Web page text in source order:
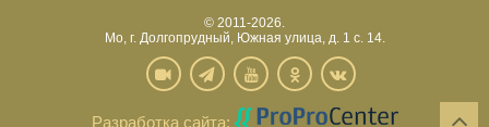
© 2011-2026.
Мо, г. Долгопрудный, Южная улица, д. 1 с. 14.
Разработка сайта: